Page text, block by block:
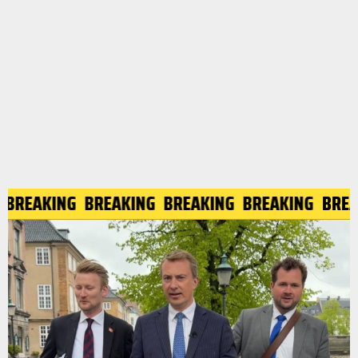
BREAKING BREAKING BREAKING